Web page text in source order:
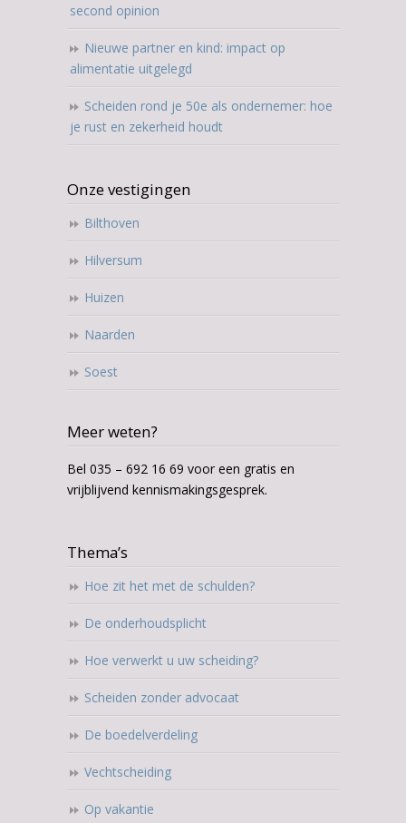
second opinion
Nieuwe partner en kind: impact op
alimentatie uitgelegd
Scheiden rond je 50e als ondernemer: hoe
je rust en zekerheid houdt
Onze vestigingen
Bilthoven
Hilversum
Huizen
Naarden
Soest
Meer weten?
Bel 035 – 692 16 69 voor een gratis en
vrijblijvend kennismakingsgesprek.
Thema’s
Hoe zit het met de schulden?
De onderhoudsplicht
Hoe verwerkt u uw scheiding?
Scheiden zonder advocaat
De boedelverdeling
Vechtscheiding
Op vakantie